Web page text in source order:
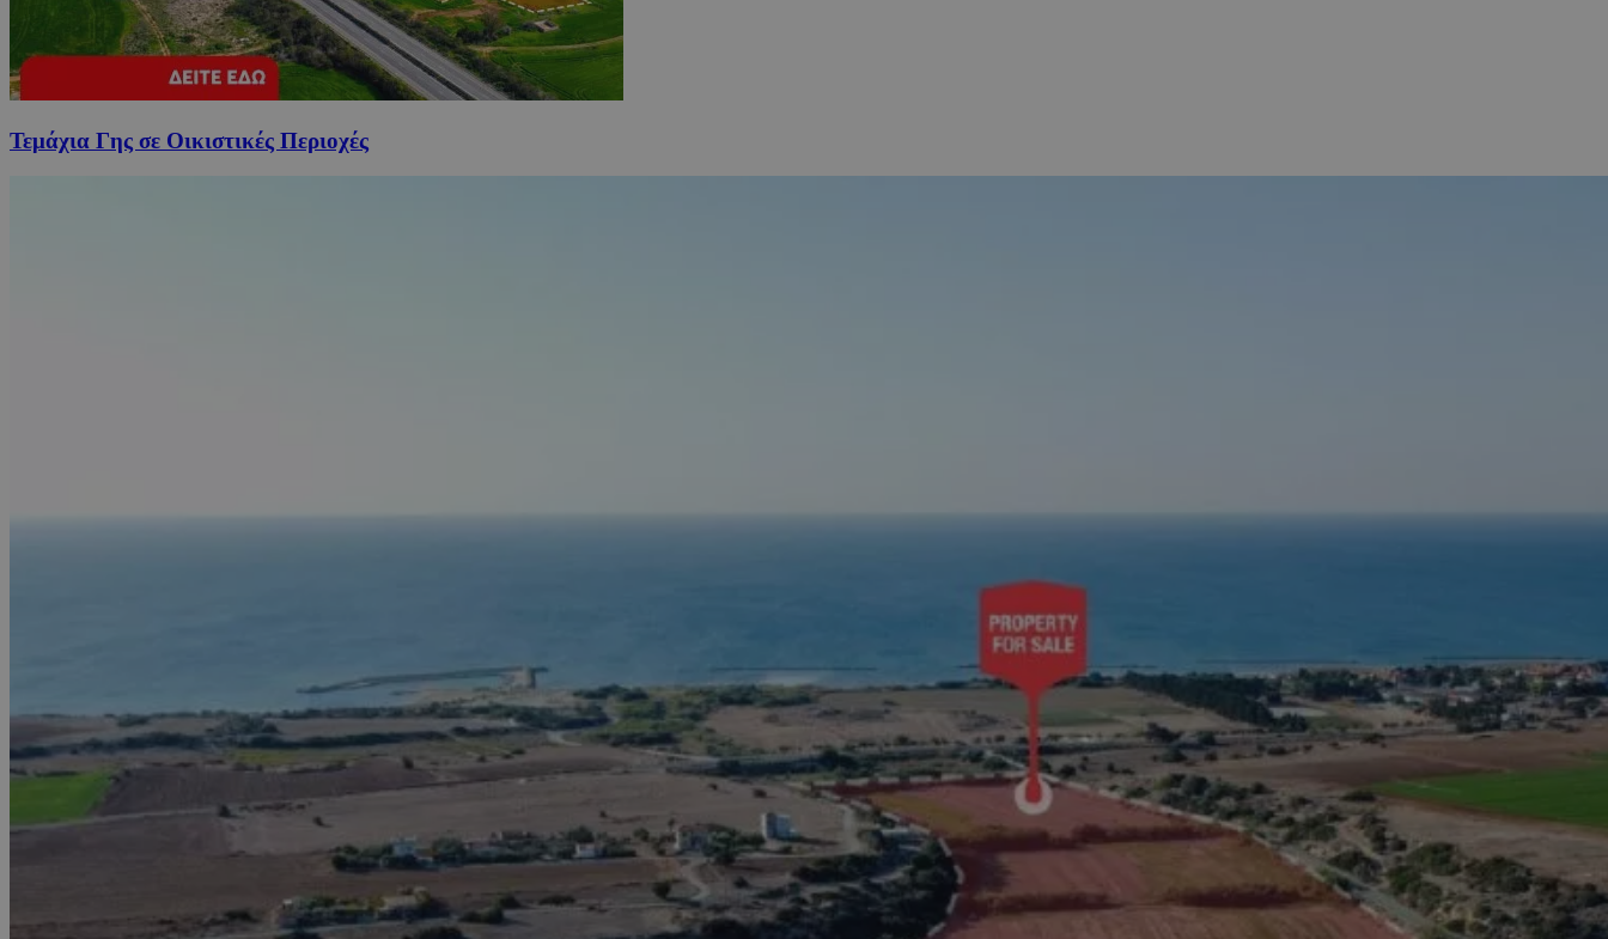
Τεμάχια Γης σε Οικιστικές Περιοχές